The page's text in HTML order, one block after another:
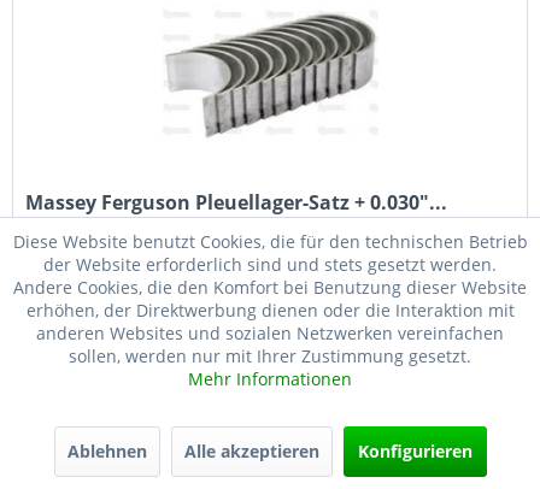
Massey Ferguson Pleuellager-Satz + 0.030"...
Pleuellager-Satz + 0.030" passend für: Massey Ferguson
1014, 1100, 1105, 1114, 1134, 1200, 1250, 24, 2620,
2640, 2645, 2675, 2680, 2685, 27, 2720, 2725, 29, 29XP, 3080,
3085, 3090, 3095, 31, 3115, 3120, 3125,...
Merken
Diese Website benutzt Cookies, die für den technischen Betrieb
der Website erforderlich sind und stets gesetzt werden.
Andere Cookies, die den Komfort bei Benutzung dieser Website
erhöhen, der Direktwerbung dienen oder die Interaktion mit
anderen Websites und sozialen Netzwerken vereinfachen
sollen, werden nur mit Ihrer Zustimmung gesetzt.
Mehr Informationen
Ablehnen Alle akzeptieren Konfigurieren